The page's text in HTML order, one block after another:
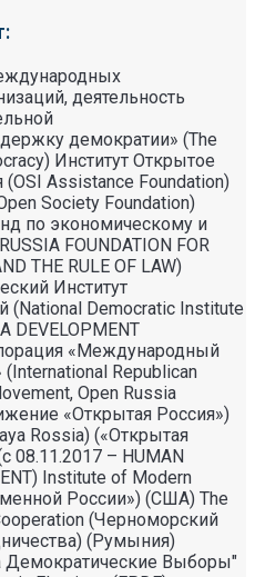
деятельность
демократии» (The
Институт Открытое
Assistance Foundation)
Society Foundation)
по экономическому и
FOUNDATION FOR
THE RULE OF LAW)
Институт
Democratic Institute
DEVELOPMENT
«Международный
Republican
Open Russia
«Открытая Россия»)
Rossia) («Открытая
08.11.2017 – HUMAN
Institute of Modern
России») (США) The
(Черноморский
(Румыния)
Демократические Выборы"